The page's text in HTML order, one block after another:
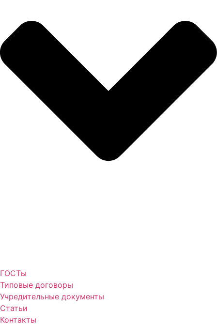
ГОСТы
Типовые договоры
Учредительные документы
Статьи
Контакты